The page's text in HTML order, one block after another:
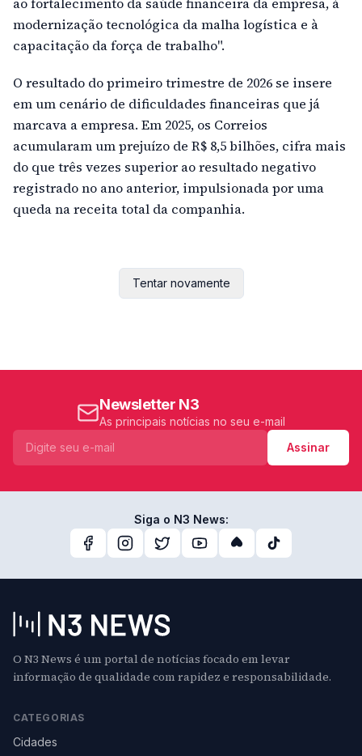
modernização tecnológica da malha logística e à
capacitação da força de trabalho".
O resultado do primeiro trimestre de 2026 se insere
em um cenário de dificuldades financeiras que já
marcava a empresa. Em 2025, os Correios
acumularam um prejuízo de R$ 8,5 bilhões, cifra mais
do que três vezes superior ao resultado negativo
registrado no ano anterior, impulsionada por uma
queda na receita total da companhia.
Tentar novamente
Newsletter N3
As principais notícias no seu e-mail
Assinar
Siga o N3 News:
O N3 News é um portal de notícias focado em levar
informação de qualidade com rapidez e responsabilidade.
CATEGORIAS
Cidades